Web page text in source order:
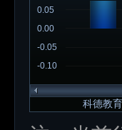
科德教育
-0.10
-0.05
0.00
0.05